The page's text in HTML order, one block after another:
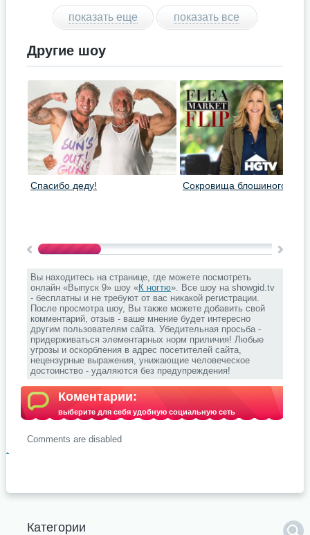
показать еще показать все
Другие шоу
Спасибо деду! Сокровища блошиного
Вы находитесь на странице, где можете посмотреть
онлайн «Выпуск 9» шоу «К ногтю». Все шоу на showgid.tv
- бесплатны и не требуют от вас никакой регистрации.
После просмотра шоу, Вы также можете добавить свой
комментарий, отзыв - ваше мнение будет интересно
другим пользователям сайта. Убедительная просьба -
придерживаться элементарных норм приличия! Любые
угрозы и оскорбления в адрес посетителей сайта,
нецензурные выражения, унижающие человеческое
достоинство - удаляются без предупреждения!
Коментарии:
выберите для себя удобную социальную сеть
Comments are disabled
.
Категории